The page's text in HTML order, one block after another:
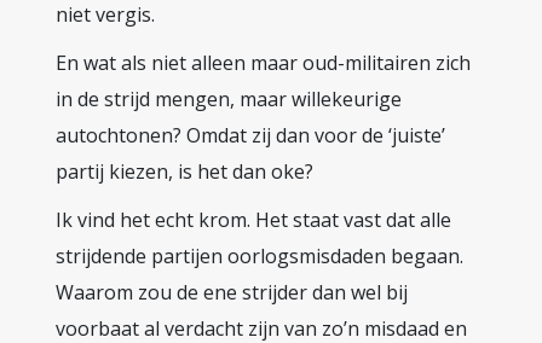
niet vergis.
En wat als niet alleen maar oud-militairen zich
in de strijd mengen, maar willekeurige
autochtonen? Omdat zij dan voor de ‘juiste’
partij kiezen, is het dan oke?
Ik vind het echt krom. Het staat vast dat alle
strijdende partijen oorlogsmisdaden begaan.
Waarom zou de ene strijder dan wel bij
voorbaat al verdacht zijn van zo’n misdaad en